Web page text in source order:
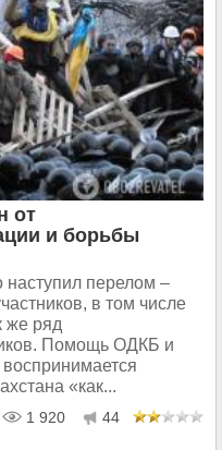
от
и борьбы
наступил перелом –
в том числе
же ряд
Помощь ОДКБ и
«как...
1 920 44